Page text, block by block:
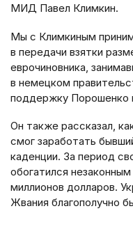
МИД Павел Климкин.
Мы с Климкиным
в передачи взятки
еврочиновника,
в немецком
поддержку Порошенко
Он также рассказал,
смог заработать
каденции. За период
обогатился
миллионов долларов.
Жвания благополучно